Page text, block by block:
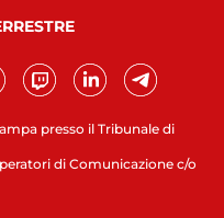
presso il Tribunale di
di Comunicazione c/o